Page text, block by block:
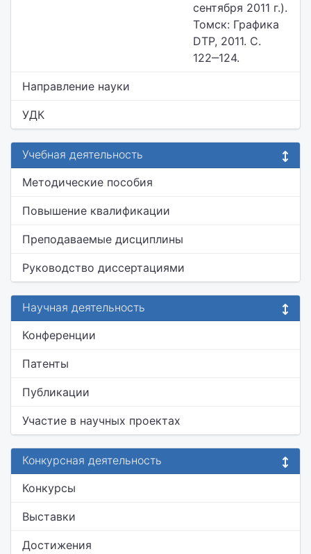
сентября 2011 г.).
Томск: Графика
DTP, 2011. С.
122‒124.
Направление науки
УДК
Учебная деятельность
Методические пособия
Повышение квалификации
Преподаваемые дисциплины
Руководство диссертациями
Научная деятельность
Конференции
Патенты
Публикации
Участие в научных проектах
Конкурсная деятельность
Конкурсы
Выставки
Достижения